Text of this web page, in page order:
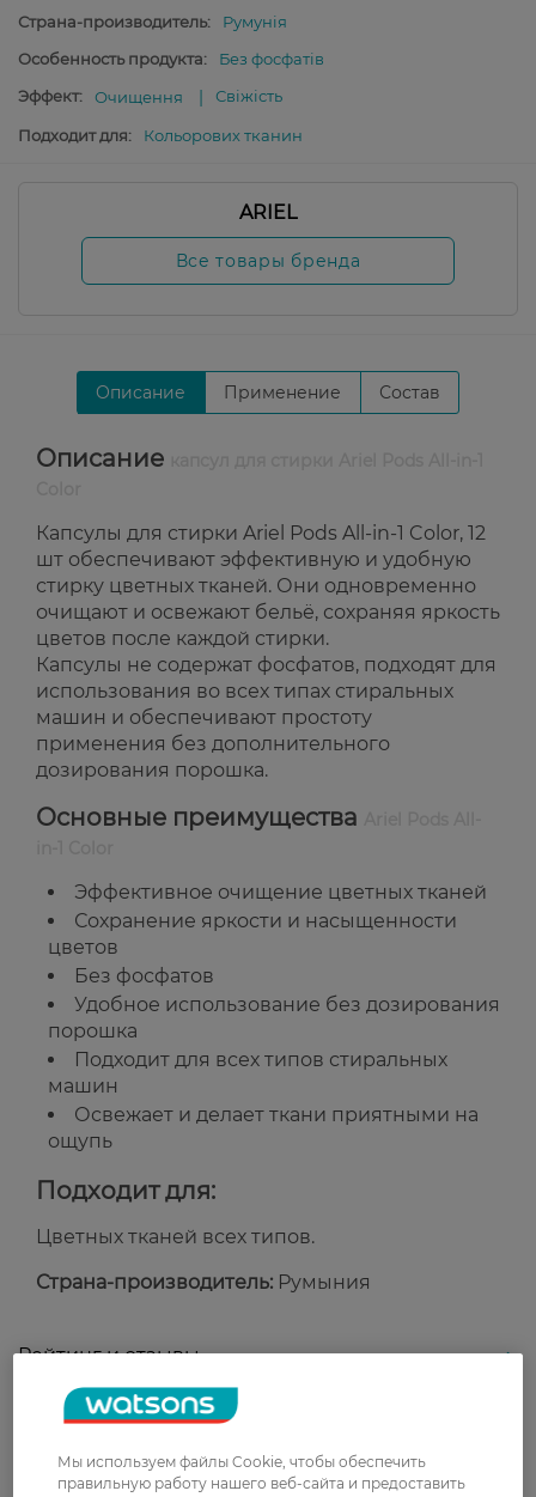
Страна-производитель:
Румунія
Особенность продукта:
Без фосфатів
Эффект:
Очищення Свіжість
Подходит для: Кольорових тканин
ARIEL
Все товары бренда
Описание Применение Состав
Описание
Капсулы для стирки Ariel Pods All-in-1 Color, 12
шт обеспечивают эффективную и удобную
стирку цветных тканей. Они одновременно
очищают и освежают бельё, сохраняя яркость
цветов после каждой стирки.
Капсулы не содержат фосфатов, подходят для
использования во всех типах стиральных
машин и обеспечивают простоту
применения без дополнительного
дозирования порошка.
Основные преимущества
Эффективное очищение цветных тканей
Сохранение яркости и насыщенности
цветов
Без фосфатов
Удобное использование без дозирования
порошка
Подходит для всех типов стиральных
машин
Освежает и делает ткани приятными на
ощупь
Подходит для:
Цветных тканей всех типов.
Страна-производитель: Румыния
Рейтинг и отзывы
0
З 0 відгуків
Мы используем файлы Cookie, чтобы обеспечить
правильную работу нашего веб-сайта и предоставить